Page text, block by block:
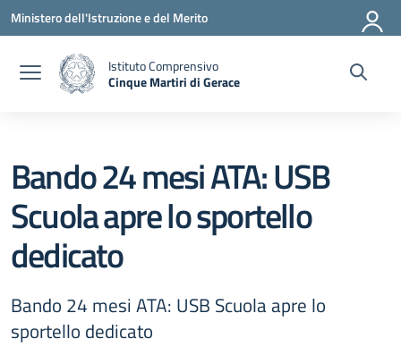
Vai ai contenuti
Vai al menu di navigazione
Vai al footer
Ministero dell'Istruzione e del Merito
Istituto Comprensivo
Cinque Martiri di Gerace
Bando 24 mesi ATA: USB
Scuola apre lo sportello
dedicato
Bando 24 mesi ATA: USB Scuola apre lo
sportello dedicato